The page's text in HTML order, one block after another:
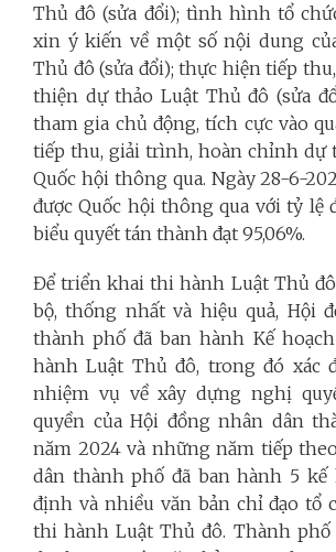
Thủ đô (sửa đổi); tình hình tổ
xin ý kiến về một số nội dung
Thủ đô (sửa đổi); thực hiện tiếp
thiện dự thảo Luật Thủ đô (sửa
tham gia chủ động, tích cực vào
tiếp thu, giải trình, hoàn chỉnh dự
Quốc hội thông qua. Ngày 28-6-
được Quốc hội thông qua với tỷ lệ
biểu quyết tán thành đạt 95,06%.
Để triển khai thi hành Luật Thủ
bộ, thống nhất và hiệu quả, Hội
thành phố đã ban hành Kế
hành Luật Thủ đô, trong đó xác
nhiệm vụ về xây dựng nghị
quyền của Hội đồng nhân dân
năm 2024 và những năm tiếp
dân thành phố đã ban hành 5 kế
định và nhiều văn bản chỉ đạo tổ
thi hành Luật Thủ đô. Thành phố